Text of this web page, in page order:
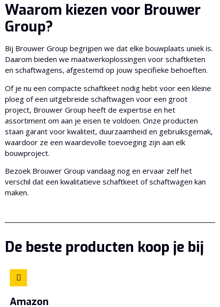
Waarom kiezen voor Brouwer
Group?
Bij Brouwer Group begrijpen we dat elke bouwplaats uniek is.
Daarom bieden we maatwerkoplossingen voor schaftketen
en schaftwagens, afgestemd op jouw specifieke behoeften.
Of je nu een compacte schaftkeet nodig hebt voor een kleine
ploeg of een uitgebreide schaftwagen voor een groot
project, Brouwer Group heeft de expertise en het
assortiment om aan je eisen te voldoen. Onze producten
staan garant voor kwaliteit, duurzaamheid en gebruiksgemak,
waardoor ze een waardevolle toevoeging zijn aan elk
bouwproject.
Bezoek Brouwer Group vandaag nog en ervaar zelf het
verschil dat een kwalitatieve schaftkeet of schaftwagen kan
maken.
De beste producten koop je bij
Amazon